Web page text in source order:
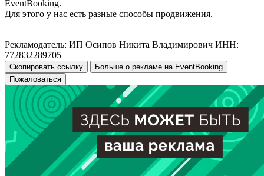
EventBooking.
Для этого у нас есть разные способы продвижения.
Рекламодатель: ИП Осипов Никита Владимирович ИНН:
772832289705
Скопировать ссылку
Больше о рекламе на EventBooking
Пожаловаться